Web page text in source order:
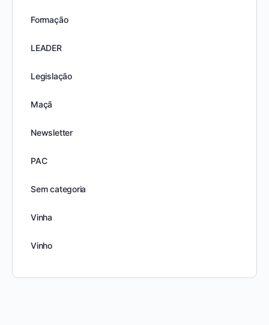
Formação
LEADER
Legislação
Maçã
Newsletter
PAC
Sem categoria
Vinha
Vinho